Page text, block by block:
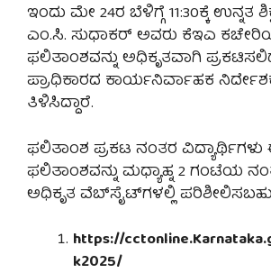
ಇಂದು ಮೇ 24ರ ಬೆಳಿಗ್ಗೆ 11:30ಕ್ಕೆ ಉನ್ನತ
ಎಂ.ಸಿ. ಸುಧಾಕರ್ ಅವರು ಕೆಇಎ
ಫಲಿತಾಂಶವನ್ನು ಅಧಿಕೃತವಾಗಿ
ಪ್ರಾಧಿಕಾರದ ಕಾರ್ಯನಿರ್ವಾಹಕ
ತಿಳಿಸಿದ್ದಾರೆ.
ಫಲಿತಾಂಶ ಪ್ರಕಟ ನಂತರ
ಫಲಿತಾಂಶವನ್ನು ಮಧ್ಯಾಹ್ನ 2 ಗಂಟೆಯ
ಅಧಿಕೃತ ವೆಬ್‌ಸೈಟ್‌ಗಳಲ್ಲಿ
https://
k2025/